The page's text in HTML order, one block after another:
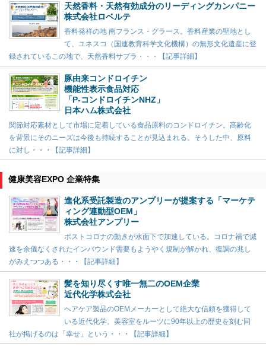
天然香料・天然有効成分のリーディングカンパニー
株式会社ロベルテ
香料発祥の地 南フランス・グラース。香料産業の聖地とし
て、ユネスコ（国連教育科学文化機構）の無形文化遺産に登
録されているこの地で、天然香料サプラ・・・【記事詳細】
豚由来コンドロイチン
機能性表示食品対応
「P-コンドロイチンNHZ」
日本ハム株式会社
関節対応素材として市場に定着している食品原料のコンドロイチン。高齢化
を背景にそのニーズは今後も持続することが見込まれる。そうした中、原料
に対し・・・【記事詳細】
健康美容EXPO 企業特集
進化系受託製造のアンプリーが提案する「マーケテ
ィング連動型OEM」
株式会社アンプリー
ポストコロナの動きが水面下で加速している。コロナ禍で減
速を余儀なくされたインバウンド需要もようやく規制が解かれ、復調の兆し
がみえつつある・・・【記事詳細】
髪を知り尽くす唯一無二のOEM企業
近代化学株式会社
ヘアケア製品のOEMメーカーとして絶大な信頼を獲得して
いる近代化学。美容室をルーツに90年以上の歴史を刻む同
社が掲げるのは「幸せ」という・・・【記事詳細】